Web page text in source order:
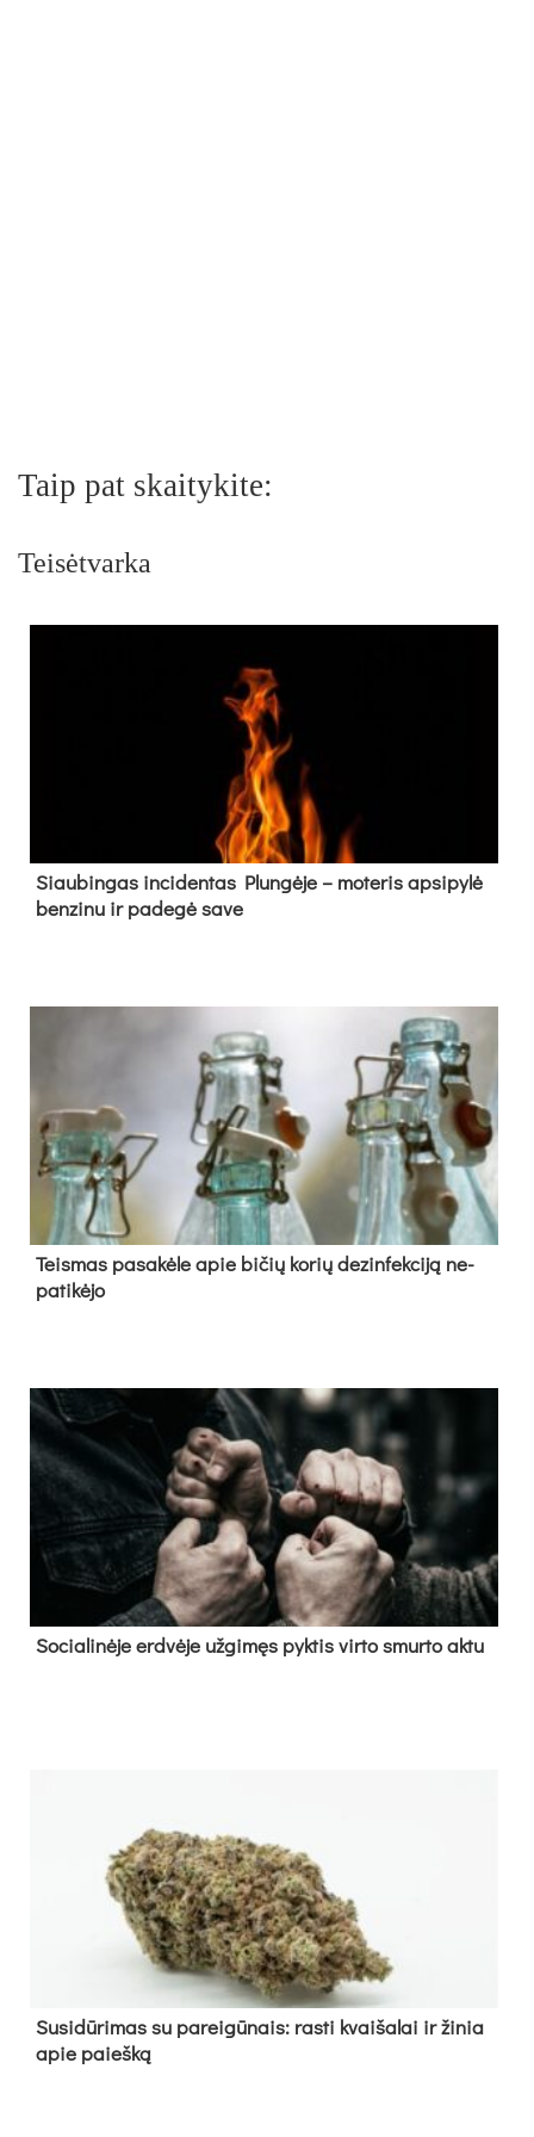
Taip pat skaitykite:
Teisėtvarka
Siau­bin­gas in­ci­den­tas Plun­gė­je – mo­te­ris ap­si­py­lė
ben­zi­nu ir pa­de­gė sa­ve
Teis­mas pa­sa­kė­le apie bi­čių ko­rių de­zin­fek­ci­ją ne­
pa­ti­kė­jo
So­cia­li­nė­je erd­vė­je už­gi­męs pyk­tis vir­to smur­to ak­tu
Su­si­dū­ri­mas su pa­rei­gū­nais: ras­ti kvai­ša­lai ir ži­nia
apie paieš­ką